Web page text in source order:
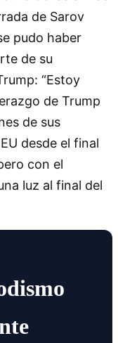
de Sarov
pudo haber
de su
“Estoy
de Trump
de sus
desde el final
con el
luz al final del